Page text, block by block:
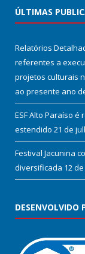
ÚLTIMAS
Relatórios
referentes a
projetos culturais
ao presente ano
ESF Alto Paraíso
estendido 21 de
Festival Jacunina
diversificada 12
DESENVOLVIDO